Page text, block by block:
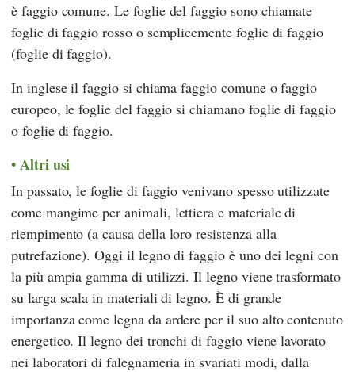
è faggio comune. Le foglie del faggio sono chiamate
foglie di faggio rosso o semplicemente foglie di faggio
(foglie di faggio).
In inglese il faggio si chiama faggio comune o faggio
europeo, le foglie del faggio si chiamano foglie di faggio
o foglie di faggio.
Altri usi
In passato, le foglie di faggio venivano spesso utilizzate
come mangime per animali, lettiera e materiale di
riempimento (a causa della loro resistenza alla
putrefazione). Oggi il legno di faggio è uno dei legni con
la più ampia gamma di utilizzi. Il legno viene trasformato
su larga scala in materiali di legno. È di grande
importanza come legna da ardere per il suo alto contenuto
energetico. Il legno dei tronchi di faggio viene lavorato
nei laboratori di falegnameria in svariati modi, dalla